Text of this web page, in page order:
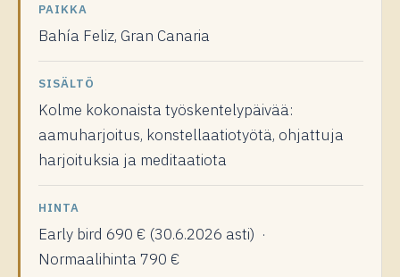
PAIKKA
Bahía Feliz, Gran Canaria
SISÄLTÖ
Kolme kokonaista työskentelypäivää:
aamuharjoitus, konstellaatiotyötä, ohjattuja
harjoituksia ja meditaatiota
HINTA
Early bird 690 € (30.6.2026 asti) ·
Normaalihinta 790 €